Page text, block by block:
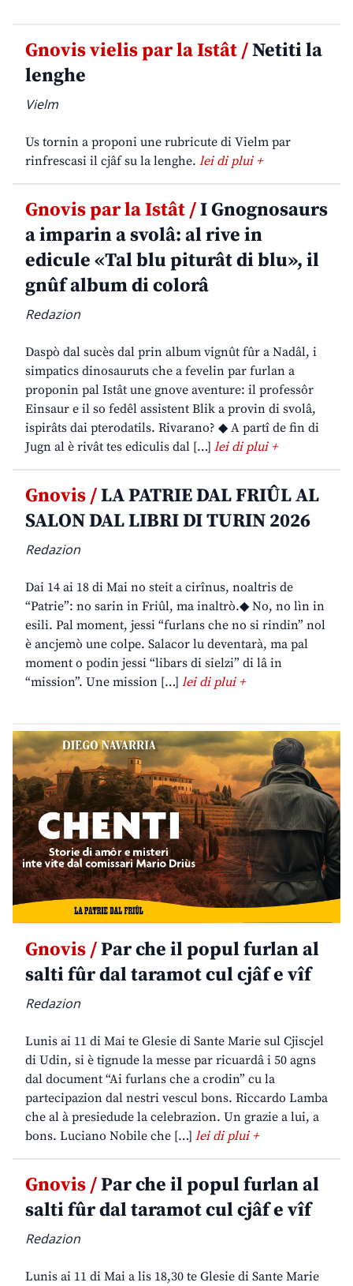
Gnovis vielis par la Istât /Netiti la
lenghe
Vielm
Us tornin a proponi une rubricute di Vielm par
rinfrescasi il cjâf su la lenghe. lei di plui +
Gnovis par la Istât /I Gnognosaurs
a imparin a svolâ: al rive in
edicule «Tal blu piturât di blu», il
gnûf album di colorâ
Redazion
Daspò dal sucès dal prin album vignût fûr a Nadâl, i
simpatics dinosauruts che a fevelin par furlan a
proponin pal Istât une gnove aventure: il professôr
Einsaur e il so fedêl assistent Blik a provin di svolâ,
ispirâts dai pterodatils. Rivarano? ◆ A partî de fin di
Jugn al è rivât tes ediculis dal […] lei di plui +
Gnovis /LA PATRIE DAL FRIÛL AL
SALON DAL LIBRI DI TURIN 2026
Redazion
Dai 14 ai 18 di Mai no steit a cirînus, noaltris de
“Patrie”: no sarin in Friûl, ma inaltrò.◆ No, no lìn in
esili. Pal moment, jessi “furlans che no si rindin” nol
è ancjemò une colpe. Salacor lu deventarà, ma pal
moment o podin jessi “libars di sielzi” di lâ in
“mission”. Une mission […] lei di plui +
Gnovis /Par che il popul furlan al
salti fûr dal taramot cul cjâf e vîf
Redazion
Lunis ai 11 di Mai te Glesie di Sante Marie sul Cjiscjel
di Udin, si è tignude la messe par ricuardâ i 50 agns
dal document “Ai furlans che a crodin” cu la
partecipazion dal nestri vescul bons. Riccardo Lamba
che al à presiedude la celebrazion. Un grazie a lui, a
bons. Luciano Nobile che […] lei di plui +
Gnovis /Par che il popul furlan al
salti fûr dal taramot cul cjâf e vîf
Redazion
Lunis ai 11 di Mai a lis 18,30 te Glesie di Sante Marie